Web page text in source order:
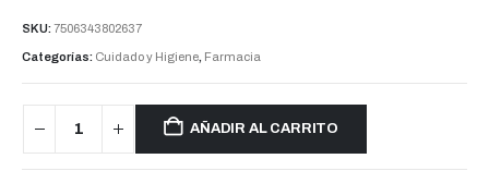
SKU:7506343802637
Categorías: Cuidado y Higiene, Farmacia
AÑADIR AL CARRITO